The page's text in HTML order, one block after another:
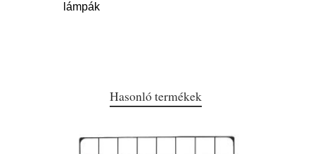
lámpák
Hasonló termékek